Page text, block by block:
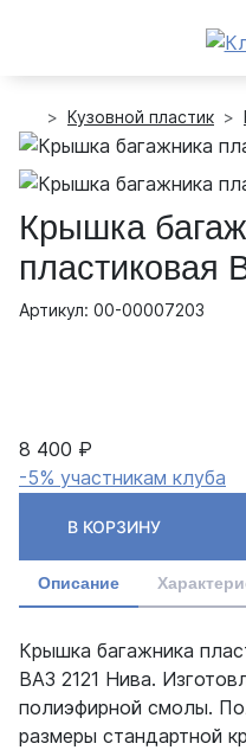
Кузовной пластик
Крышка
пластиковая
Артикул: 00-00007203
8 400 ₽
-5% участникам клуба
В КОРЗИНУ
Описание
Крышка багажника
ВАЗ 2121 Нива.
полиэфирной смолы.
размеры стандартной